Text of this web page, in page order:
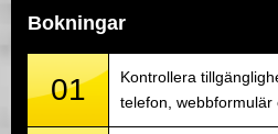
Bokningar
01
Kontrollera
telefon, webbformulär